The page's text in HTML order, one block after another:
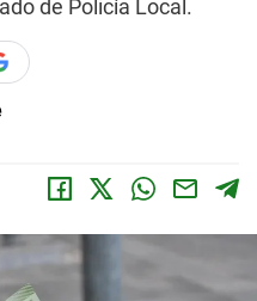
de Policía Local.